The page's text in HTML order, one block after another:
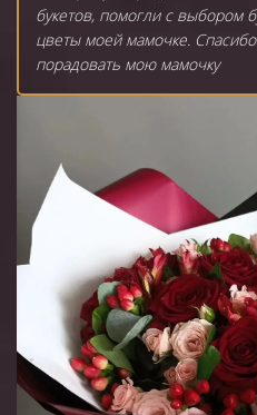
букетов, помогли с выбором
цветы моей мамочке.
порадовать мою мамочку